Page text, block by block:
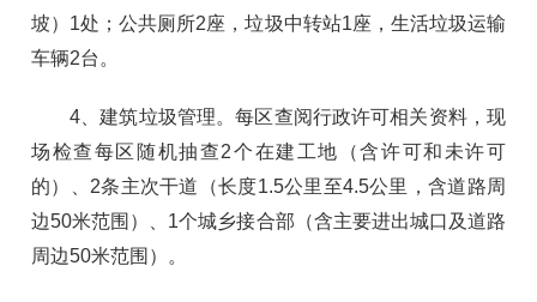
坡）1处；公共厕所2座，垃圾中转站1座，生活垃圾运输
车辆2台。
4、建筑垃圾管理。每区查阅行政许可相关资料，现
场检查每区随机抽查2个在建工地（含许可和未许可
的）、2条主次干道（长度1.5公里至4.5公里，含道路周
边50米范围）、1个城乡接合部（含主要进出城口及道路
周边50米范围）。